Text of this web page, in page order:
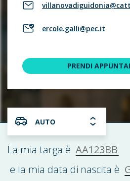
ercole.galli@pec.it
PRENDI
AUTO
La mia targa è AA123BB
e la mia data di nascita è